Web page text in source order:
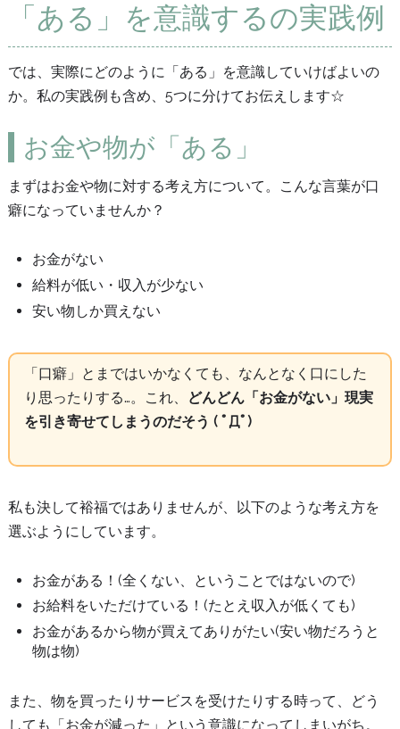
「ある」を意識するの実践例
では、実際にどのように「ある」を意識していけばよいの
か。私の実践例も含め、5つに分けてお伝えします☆
お金や物が「ある」
まずはお金や物に対する考え方について。こんな言葉が口
癖になっていませんか？
お金がない
給料が低い・収入が少ない
安い物しか買えない
「口癖」とまではいかなくても、なんとなく口にした
り思ったりする…。これ、
どんどん「お金がない」現実
を引き寄せてしまうのだそう ( ﾟДﾟ)
私も決して裕福ではありませんが、以下のような考え方を
選ぶようにしています。
お金がある！(全くない、ということではないので)
お給料をいただけている！(たとえ収入が低くても)
お金があるから物が買えてありがたい(安い物だろうと
物は物)
また、物を買ったりサービスを受けたりする時って、どう
しても「お金が減った」という意識になってしまいがち。